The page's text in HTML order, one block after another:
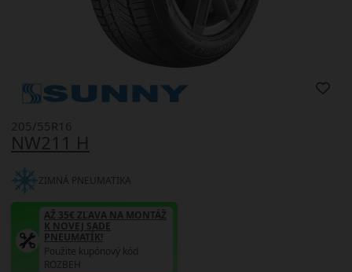
NW211 H
205/55R16
ZIMNÁ PNEUMATIKA
AŽ 35€ ZĽAVA NA MONTÁŽ
K NOVEJ SADE
PNEUMATÍK!
Použite kupónový kód
ROZBEH